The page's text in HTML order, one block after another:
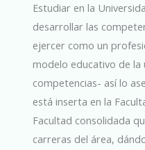
Estudiar en la
desarrollar las
ejercer como un
modelo educativo de la
competencias- así lo
está inserta en la
Facultad consolidada
carreras del área,